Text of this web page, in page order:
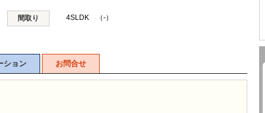
間取り 4SLDK （-）
ション お問合せ